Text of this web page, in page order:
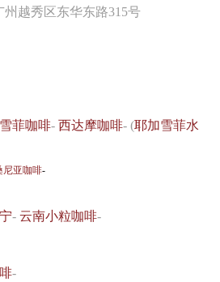
越秀区东华东路315号
菲咖啡-西达摩咖啡- (耶加雪菲水
尼亚咖啡-
-云南小粒咖啡-
-